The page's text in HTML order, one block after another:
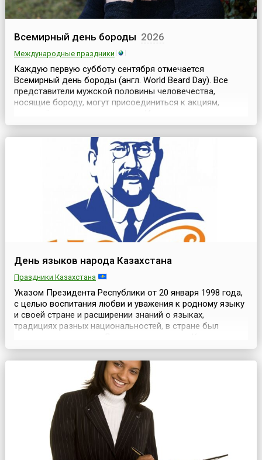
Всемирный день бороды 2026
Международные праздники
Каждую первую субботу сентября отмечается
Всемирный день бороды (англ. World Beard Day). Все
представители мужской половины человечества,
носящие бороду, могут присоединиться к акциям,
бороды или отказа от неё — это история предпочтений,
вкусов, модных тенденций, религиозных убеждений,
представлений о красоте и мужественности, то есть
День языков народа Казахстана
Праздники Казахстана
Указом Президента Республики от 20 января 1998 года,
с целью воспитания любви и уважения к родному языку
и своей стране и расширении знаний о языках,
традициях разных национальностей, в стране был
Изначально он отмечался в третье воскресенье
сентября, а в соответствии с Постановлением
Правительства Республики Казахстан от 31 октября